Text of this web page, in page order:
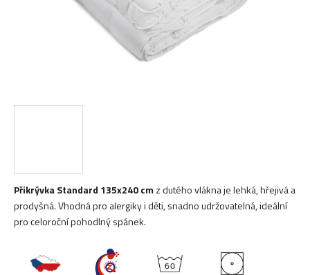
Přikrývka Standard 135x240 cm z dutého vlákna je lehká, hřejivá a
prodyšná. Vhodná pro alergiky i děti, snadno udržovatelná, ideální
pro celoroční pohodlný spánek.